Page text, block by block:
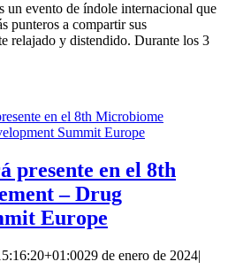
un evento de índole internacional que
punteros a compartir sus
relajado y distendido. Durante los 3
presente en el 8th
– Drug
Europe
29 de enero de 2024|